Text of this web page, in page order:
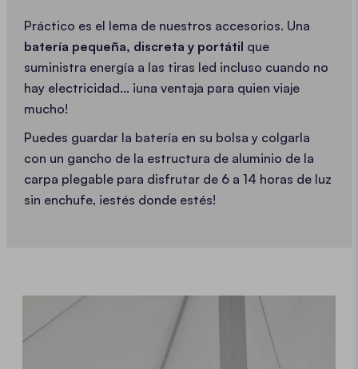
Práctico es el lema de nuestros accesorios. Una
batería pequeña, discreta y portátil que
suministra energía a las tiras led incluso cuando no
hay electricidad... ¡una ventaja para quien viaje
mucho!
Puedes guardar la batería en su bolsa y colgarla
con un gancho de la estructura de aluminio de la
carpa plegable para disfrutar de 6 a 14 horas de luz
sin enchufe, ¡estés donde estés!